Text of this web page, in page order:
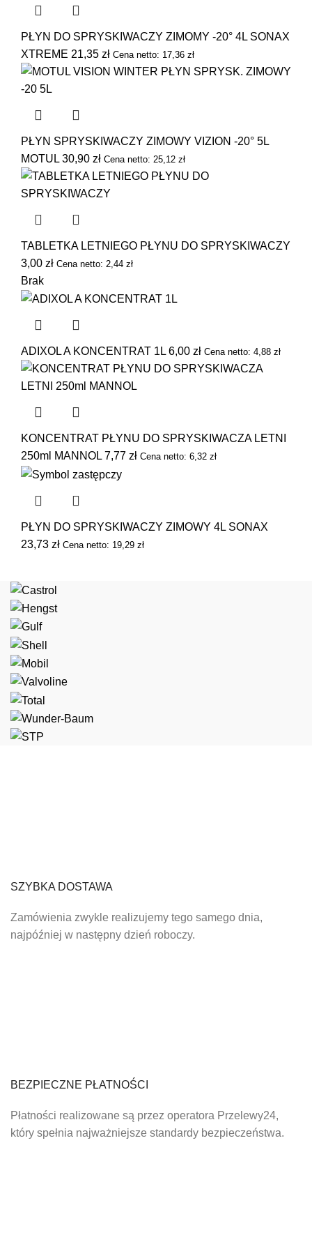
PŁYN DO SPRYSKIWACZY ZIMOMY -20° 4L SONAX
XTREME 21,35 zł Cena netto: 17,36 zł
PŁYN SPRYSKIWACZY ZIMOWY VIZION -20° 5L
MOTUL 30,90 zł Cena netto: 25,12 zł
TABLETKA LETNIEGO PŁYNU DO SPRYSKIWACZY
3,00 zł Cena netto: 2,44 zł
Brak
ADIXOL A KONCENTRAT 1L 6,00 zł Cena netto: 4,88 zł
KONCENTRAT PŁYNU DO SPRYSKIWACZA LETNI
250ml MANNOL 7,77 zł Cena netto: 6,32 zł
PŁYN DO SPRYSKIWACZY ZIMOWY 4L SONAX
23,73 zł Cena netto: 19,29 zł
SZYBKA DOSTAWA
Zamówienia zwykle realizujemy tego samego dnia,
najpóźniej w następny dzień roboczy.
BEZPIECZNE PŁATNOŚCI
Płatności realizowane są przez operatora Przelewy24,
który spełnia najważniejsze standardy bezpieczeństwa.